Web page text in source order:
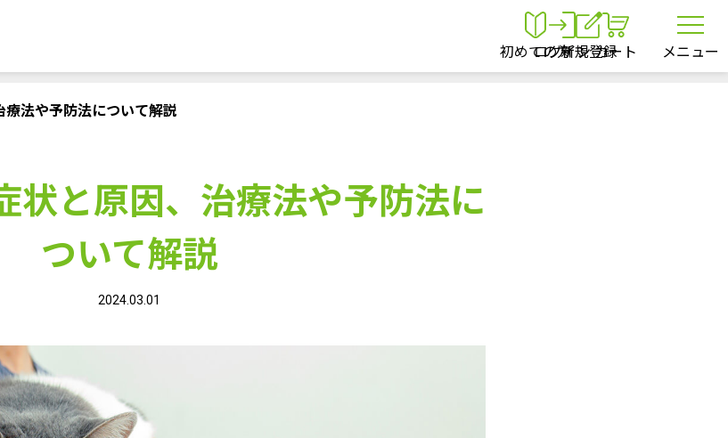
初めての方
ログイン新規登録
カート メニュー
法や予防法について解説
状と原因、治療法や予防法に
ついて解説
2024.03.01